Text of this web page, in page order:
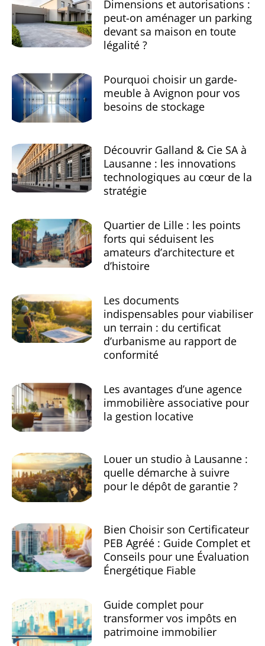
Dimensions et autorisations :
peut-on aménager un parking
devant sa maison en toute
légalité ?
Pourquoi choisir un garde-
meuble à Avignon pour vos
besoins de stockage
Découvrir Galland & Cie SA à
Lausanne : les innovations
technologiques au cœur de la
stratégie
Quartier de Lille : les points
forts qui séduisent les
amateurs d’architecture et
d’histoire
Les documents
indispensables pour viabiliser
un terrain : du certificat
d’urbanisme au rapport de
conformité
Les avantages d’une agence
immobilière associative pour
la gestion locative
Louer un studio à Lausanne :
quelle démarche à suivre
pour le dépôt de garantie ?
Bien Choisir son Certificateur
PEB Agréé : Guide Complet et
Conseils pour une Évaluation
Énergétique Fiable
Guide complet pour
transformer vos impôts en
patrimoine immobilier